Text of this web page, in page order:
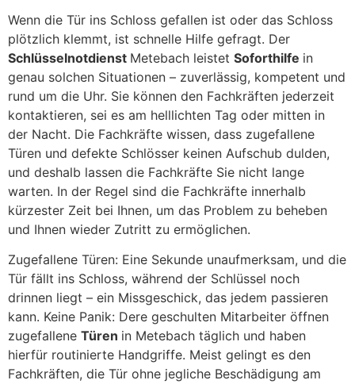
Wenn die Tür ins Schloss gefallen ist oder das Schloss
plötzlich klemmt, ist schnelle Hilfe gefragt. Der
Schlüsselnotdienst Metebach leistet Soforthilfe in
genau solchen Situationen – zuverlässig, kompetent und
rund um die Uhr. Sie können den Fachkräften jederzeit
kontaktieren, sei es am helllichten Tag oder mitten in
der Nacht. Die Fachkräfte wissen, dass zugefallene
Türen und defekte Schlösser keinen Aufschub dulden,
und deshalb lassen die Fachkräfte Sie nicht lange
warten. In der Regel sind die Fachkräfte innerhalb
kürzester Zeit bei Ihnen, um das Problem zu beheben
und Ihnen wieder Zutritt zu ermöglichen.
Zugefallene Türen: Eine Sekunde unaufmerksam, und die
Tür fällt ins Schloss, während der Schlüssel noch
drinnen liegt – ein Missgeschick, das jedem passieren
kann. Keine Panik: Dere geschulten Mitarbeiter öffnen
zugefallene Türen in Metebach täglich und haben
hierfür routinierte Handgriffe. Meist gelingt es den
Fachkräften, die Tür ohne jegliche Beschädigung am